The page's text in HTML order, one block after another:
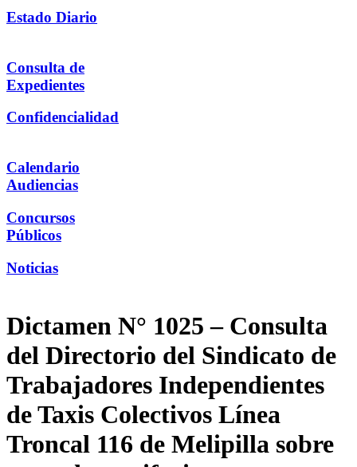
Estado Diario
Consulta de
Expedientes
Confidencialidad
Calendario
Audiencias
Concursos
Públicos
Noticias
Dictamen N° 1025 – Consulta
del Directorio del Sindicato de
Trabajadores Independientes
de Taxis Colectivos Línea
Troncal 116 de Melipilla sobre